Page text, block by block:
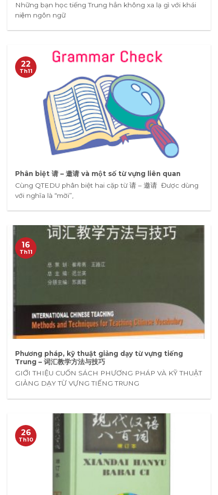
Những bạn học tiếng Trung hẳn không xa lạ gì với khái
niệm ngôn ngữ
Phân biệt 请 – 邀请 và một số từ vựng liên quan
Cùng QTEDU phân biệt hai cặp từ 请 – 邀请 Được dùng
với nghĩa là “mời”,
22
Th11
Phương pháp, kỹ thuật giảng dạy từ vựng tiếng
Trung – 词汇教学方法与技巧
GIỚI THIỆU CUỐN SÁCH PHƯƠNG PHÁP VÀ KỸ THUẬT
GIẢNG DẠY TỪ VỰNG TIẾNG TRUNG
16
Th11
26
Th10